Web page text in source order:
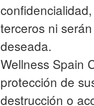
terceros ni
deseada.
Wellness Spain
protección de
destrucción o